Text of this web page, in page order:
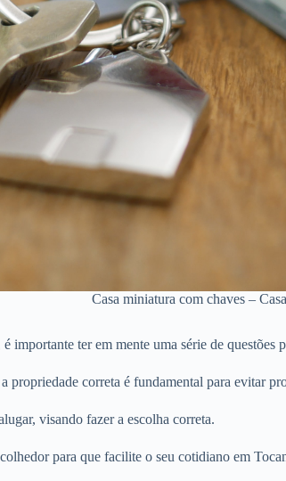
Casa miniatura com chaves –
ter em mente uma série de questões
propriedade correta é fundamental para evitar
visando fazer a escolha correta.
para que facilite o seu cotidiano em